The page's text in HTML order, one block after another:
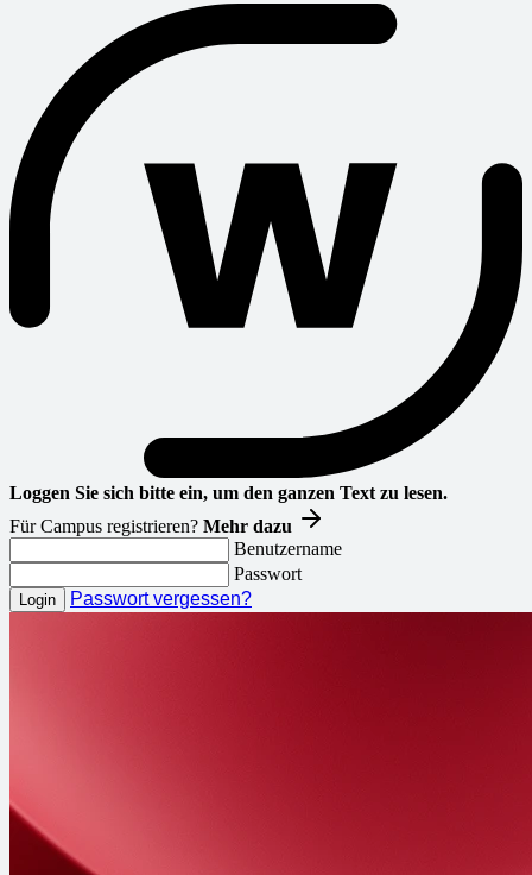
Loggen Sie sich bitte ein, um den ganzen Text zu lesen.
Für Campus registrieren? Mehr dazu
Benutzername
Passwort
Passwort vergessen?